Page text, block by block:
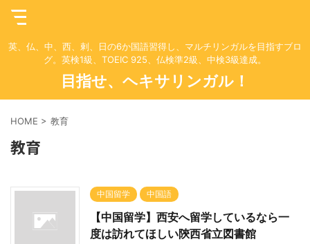
英、仏、中、西、剌、日の6か国語習得し、マルチリンガルを目指すブロ
グ。英検1級、TOEIC 925、仏検準2級、中検3級達成。
目指せ、ヘキサリンガル！
HOME > 教育
教育
中国留学 中国語
【中国留学】西安へ留学しているなら一
度は訪れてほしい陝西省立図書館